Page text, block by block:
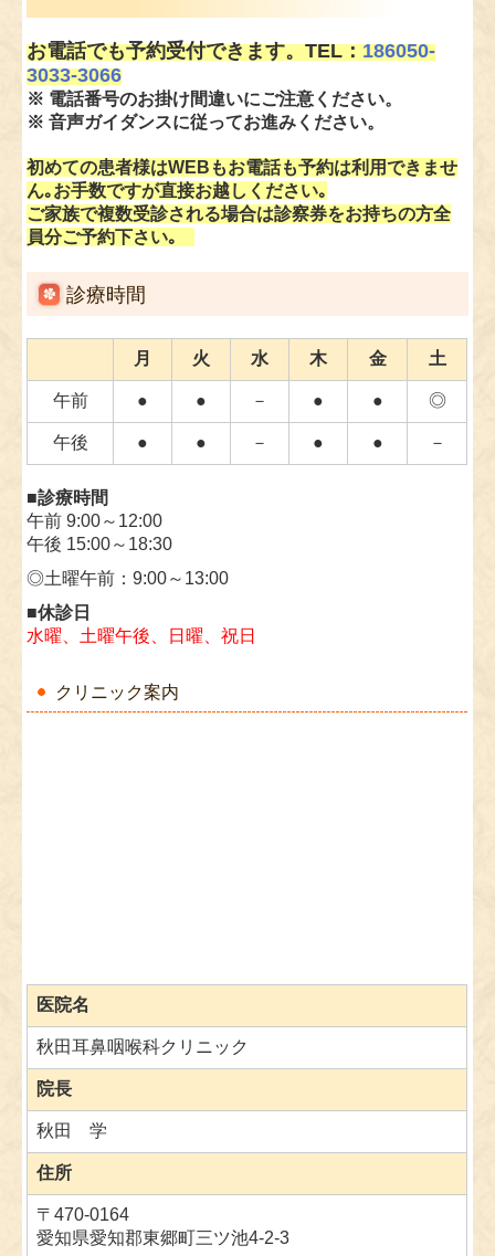
クリニック案内
医院名
秋田耳鼻咽喉科クリニック
院長
秋田 学
住所
〒470-0164
愛知県愛知郡東郷町三ツ池4-2-3
料で発行しております。
また、公費負担医療の受給者で医療費の自己負担の
ない方についても、明細書を無料で発行しておりま
す。
検査の名称が記載されます。
明細書の発行を希望されない方は、会計窓口にてそ
の旨をお申し出ください。
当院では、令和8年6月の診療報酬改定に伴う、電子
的診療情報連携体制整備について以下のように対応
します。
・オンライン請求を行っています。
・オンライン資格確認を行う体制を有しています。
・医師がオンライン資格確認を利用して取得した診
療情報を、診療を行う診察室または処置室において
閲覧または活用できる体制を有しています。
一定程度の実績を有しています。
・電子的診療情報連携の体制に関する事項及び、質
の高い診療を実施する為の充分な情報を取得・活用
して診療を行うことについて、院内の見やすい場所
及びホームページ上に掲示しております。
2026.05.07
6月5日(金)～毎週金曜日午前に新しい女性医師が加
わりますのでお知らせします。しばらくの間は、秋
れたこともあるとても頼りになる先生です。子供が
大好きで、ご自身も2人の小学生を育てるママさん
ドクター! とっても気さくでお母さん達の気持ちも
わかる方なので、耳・鼻・のどのお悩みはお気軽に
ご相談ください。
☆プロフィール
・2010年 鳥取大学 医学部卒業
・2010年～横浜市内の各病院で耳鼻咽喉科頭頸外科
・2015年～名古屋大学医学部附属病院トヨタ記念病
院・岡崎市民病院の耳鼻咽喉科にて勤務
お電話でも予約受付できます。TEL：186050-
3033-3066
※ 電話番号のお掛け間違いにご注意ください。
※ 音声ガイダンスに従ってお進みください。
初めての患者様はWEBもお電話も予約は利用できませ
ん｡お手数ですが直接お越しください｡
ご家族で複数受診される場合は診察券をお持ちの方全
員分ご予約下さい｡
診療時間
月 火 水 木 金 土
午前 ● ● － ● ● ◎
午後 ● ● － ● ● －
■診療時間
午前 9:00～12:00
午後 15:00～18:30
◎土曜午前：9:00～13:00
■休診日
水曜、土曜午後、日曜、祝日